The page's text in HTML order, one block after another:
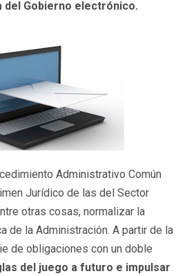
del Gobierno electrónico.
Administrativo Común
Jurídico de las del Sector
otras cosas, normalizar la
de la Administración. A partir de la
de obligaciones con un doble
del juego a futuro e impulsar